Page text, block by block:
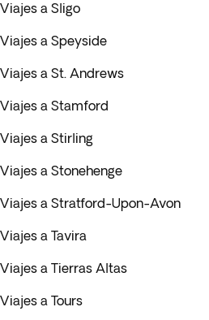
Viajes a Sligo
Viajes a Speyside
Viajes a St. Andrews
Viajes a Stamford
Viajes a Stirling
Viajes a Stonehenge
Viajes a Stratford-Upon-Avon
Viajes a Tavira
Viajes a Tierras Altas
Viajes a Tours